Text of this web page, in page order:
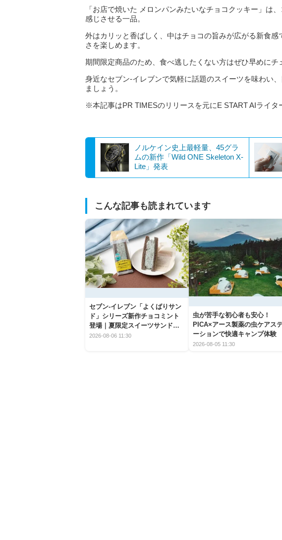
「お店で焼いた メロンパンみたいなチョコクッキー」は
感じさせる一品。
外はカリッと香ばしく、中はチョコの旨みが広がる新食
さを楽しめます。
期間限定商品のため、食べ逃したくない方はぜひ早めにチ
身近なセブン‐イレブンで気軽に話題のスイーツを味わい
ましょう。
※本記事はPR TIMESのリリースを元にE START AIライタ
ノルケイン史上最軽量、45グラ
ムの新作「Wild ONE Skeleton X-
Lite」発表
こんな記事も読まれています
セブン‐イレブン「よくばりサン
ド」シリーズ新作チョコミント
登場｜夏限定スイーツサンドの
爽快な魅力
2026-08-06 11:30
虫が苦手な初心者も安心！
PICA×アース製薬の虫ケアス
ーションで快適キャンプ体験
2026-08-05 11:30